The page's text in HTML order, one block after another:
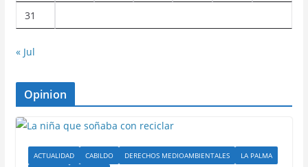
31
« Jul
Opinion
ACTUALIDAD CABILDO DERECHOS MEDIOAMBIENTALES
LA PALMA